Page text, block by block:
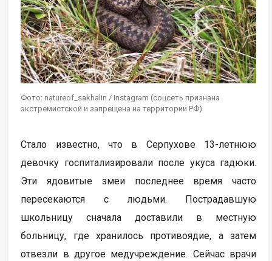
Фото: natureof_sakhalin / Instagram (соцсеть признана
экстремистской и запрещена на территории РФ)
Стало известно, что в Серпухове 13-летнюю
девочку госпитализировали после укуса гадюки.
Эти ядовитые змеи последнее время часто
пересекаются с людьми. Пострадавшую
школьницу сначала доставили в местную
больницу, где хранилось противоядие, а затем
отвезли в другое медучреждение. Сейчас врачи